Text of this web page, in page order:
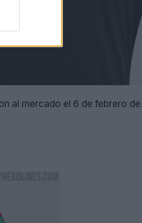
al mercado el 6 de febrero